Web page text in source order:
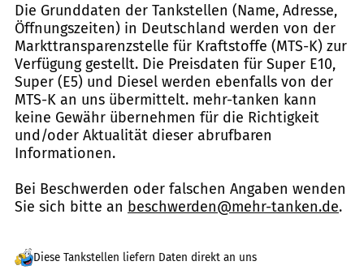
Die Grunddaten der Tankstellen (Name, Adresse,
Öffnungszeiten) in Deutschland werden von der
Markttransparenzstelle für Kraftstoffe (MTS-K) zur
Verfügung gestellt. Die Preisdaten für Super E10,
Super (E5) und Diesel werden ebenfalls von der
MTS-K an uns übermittelt. mehr-tanken kann
keine Gewähr übernehmen für die Richtigkeit
und/oder Aktualität dieser abrufbaren
Informationen.
Bei Beschwerden oder falschen Angaben wenden
Sie sich bitte an beschwerden@mehr-tanken.de.
Diese Tankstellen liefern Daten direkt an uns